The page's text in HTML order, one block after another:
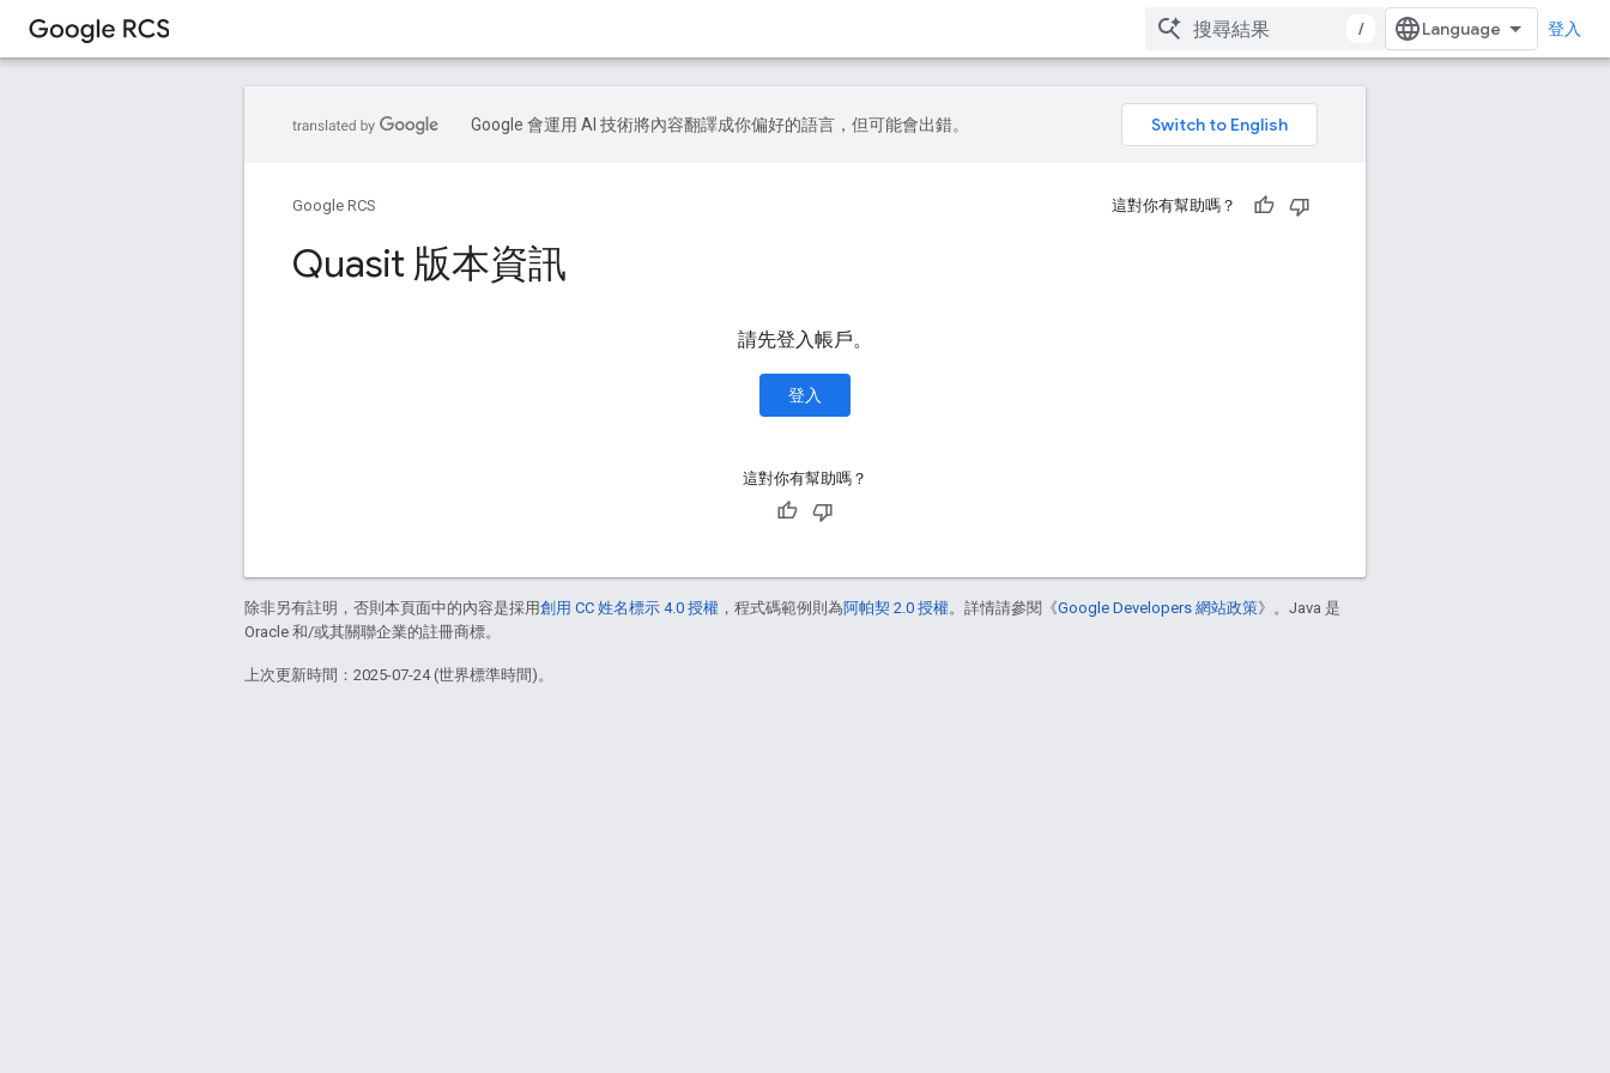
/ 登入
Google 會運用 AI 技術將內容翻譯成你偏好的語言，但可能會出錯。
Google RCS 這對你有幫助嗎？
Quasit 版本資訊
請先登入帳戶。
登入
這對你有幫助嗎？
除非另有註明，否則本頁面中的內容是採用創用 CC 姓名標示 4.0 授權 ，程式碼範例則為阿帕契 2.0 授權。詳情請參閱《Google Developers 網站政策》。Java 是
Oracle 和/或其關聯企業的註冊商標。
上次更新時間：2025-07-24 (世界標準時間)。